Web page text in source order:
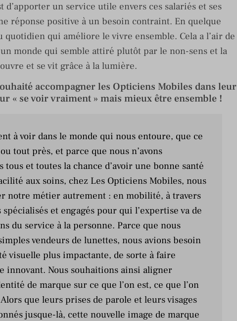
d’apporter un service utile envers ces salariés et ses
réponse positive à un besoin contraint. En quelque
qui améliore le vivre ensemble. Cela a l’air de
monde qui semble attiré plutôt par le non-sens et la
et se vit grâce à la lumière.
accompagner les Opticiens Mobiles dans leur
« se voir vraiment » mais mieux être ensemble !
à voir dans le monde qui nous entoure, que ce
tout près, et parce que nous n’avons
tous et toutes la chance d’avoir une bonne santé
aux soins, chez Les Opticiens Mobiles, nous
notre métier autrement : en mobilité, à travers
et engagés pour qui l’expertise va de
du service à la personne. Parce que nous
vendeurs de lunettes, nous avions besoin
visuelle plus impactante, de sorte à faire
innovant. Nous souhaitions ainsi aligner
de marque sur ce que l’on est, ce que l’on
que leurs prises de parole et leurs visages
jusque-là, cette nouvelle image de marque